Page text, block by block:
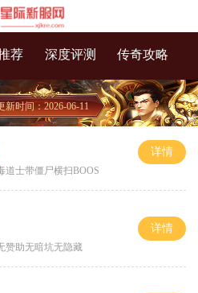
荐 深度评测 传奇攻略
新时间：2026-06-11
道士带僵尸横扫BOOS
详情
赞助无暗坑无隐藏
详情